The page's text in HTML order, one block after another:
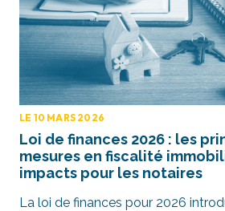
LE 10 MARS 2026
Loi de finances 2026 : les
mesures en fiscalité
impacts pour les notaires
La loi de finances pour 2026